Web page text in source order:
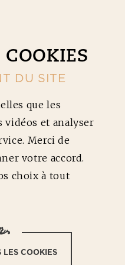
DU SITE
que les
vidéos et analyser
Merci de
votre accord.
choix à tout
LES COOKIES